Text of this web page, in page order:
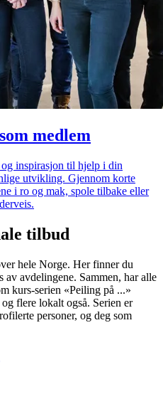
medlem
inspirasjon til hjelp i din
utvikling. Gjennom korte
i ro og mak, spole tilbake eller
tilbud
hele Norge. Her finner du
av avdelingene. Sammen, har alle
kurs-serien «Peiling på ...»
flere lokalt også. Serien er
personer, og deg som